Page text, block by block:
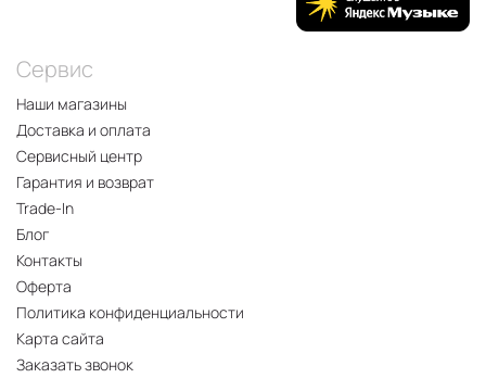
Сервис
Наши магазины
Доставка и оплата
Сервисный центр
Гарантия и возврат
Trade-In
Блог
Контакты
Оферта
Политика конфиденциальности
Карта сайта
Заказать звонок